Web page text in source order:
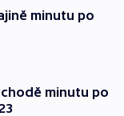
minutu po
minutu po